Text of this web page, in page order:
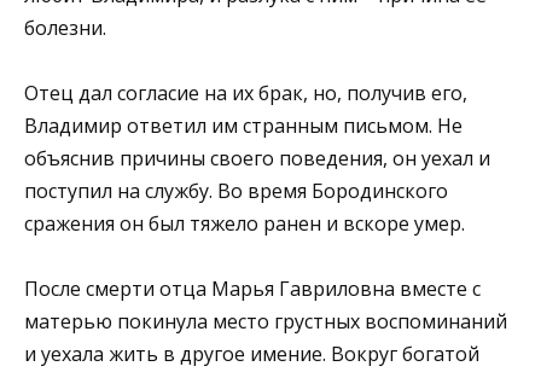
болезни.
Отец дал согласие на их брак, но, получив его,
Владимир ответил им странным письмом. Не
объяснив причины своего поведения, он уехал и
поступил на службу. Во время Бородинского
сражения он был тяжело ранен и вскоре умер.
После смерти отца Марья Гавриловна вместе с
матерью покинула место грустных воспоминаний
и уехала жить в другое имение. Вокруг богатой